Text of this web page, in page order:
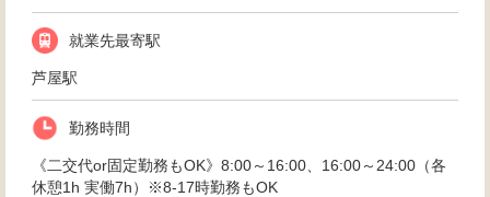
就業先最寄駅
芦屋駅
勤務時間
《二交代or固定勤務もOK》8:00～16:00、16:00～24:00（各
休憩1h 実働7h）※8-17時勤務もOK